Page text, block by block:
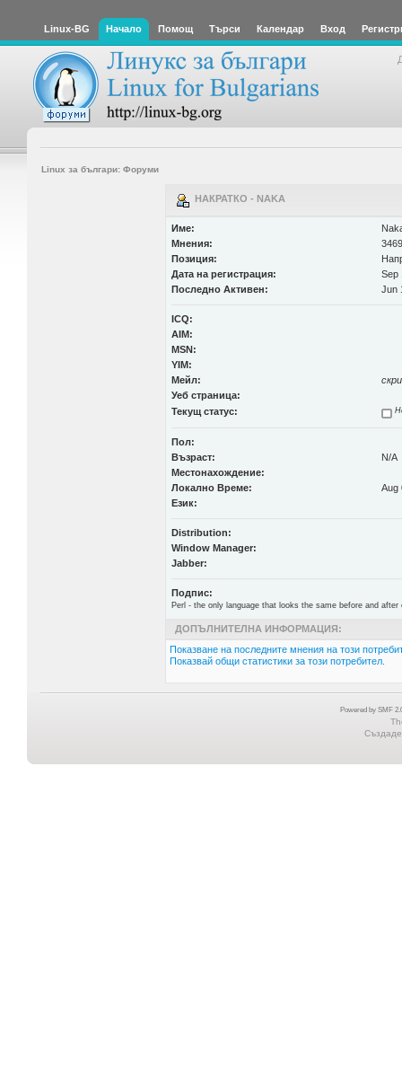
Linux-BG Начало Помощ Търси Календар Вход
Linux за българи: Форуми
НАКРАТКО - NAKA
Име:
Мнения:
Позиция:
Дата на регистрация:
Sep
Последно Активен:
Jun
ICQ:
AIM:
MSN:
YIM:
Мейл:
Уеб страница:
Текущ статус:
Пол:
Възраст:
N/A
Местонахождение:
Локално Време:
Aug
Език:
Distribution:
Window Manager:
Jabber:
Подпис:
Perl - the only language that looks the same before and after
ДОПЪЛНИТЕЛНА ИНФОРМАЦИЯ:
Показване на последните мнения на този
Показвай общи статистики за този потребител.
Powered by SMF